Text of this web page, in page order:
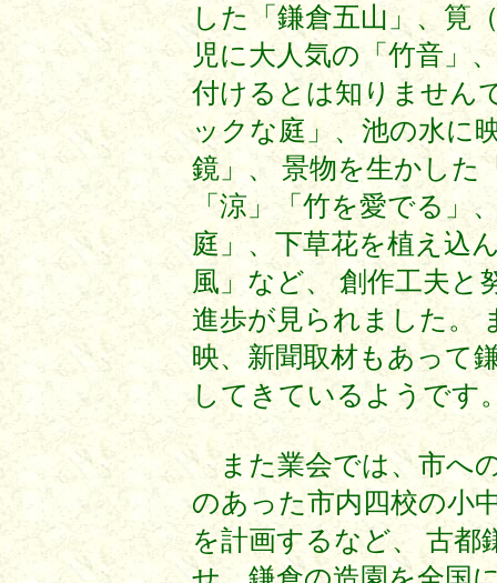
した「鎌倉五山」、筧
児に大人気の「竹音」
付けるとは知りません
ックな庭」、池の水に
鏡」、 景物を生かした
「涼」「竹を愛でる」
庭」、下草花を植え込
風」など、 創作工夫と
進歩が見られました。
映、新聞取材もあって
してきているようです
また業会では、市へ
のあった市内四校の小
を計画するなど、 古都